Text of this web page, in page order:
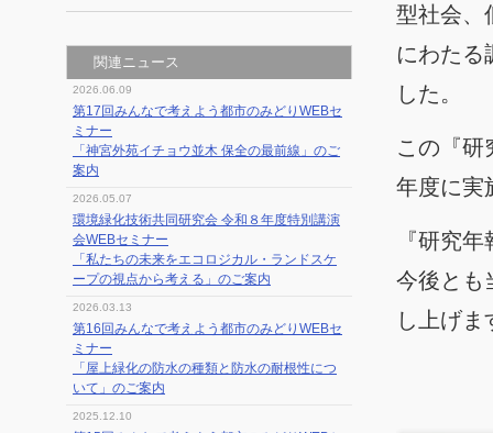
型社会、
にわたる
した。
この『研
年度に実
『研究
今後とも
し上げま
関連ニュース
2026.06.09
第17回みんなで考えよう都市のみどりWEBセ
ミナー
「神宮外苑イチョウ並木 保全の最前線」のご
案内
2026.05.07
環境緑化技術共同研究会 令和８年度特別講演
会WEBセミナー
「私たちの未来をエコロジカル・ランドスケ
ープの視点から考える」のご案内
2026.03.13
第16回みんなで考えよう都市のみどりWEBセ
ミナー
「屋上緑化の防水の種類と防水の耐根性につ
いて」のご案内
2025.12.10